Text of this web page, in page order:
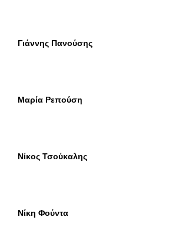
Γιάννης Πανούσης
Μαρία Ρεπούση
Νίκος Τσούκαλης
Νίκη Φούντα